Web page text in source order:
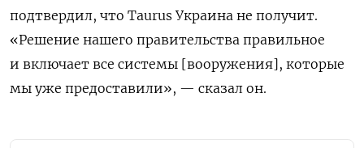
подтвердил, что Taurus Украина не получит.
«Решение нашего правительства правильное
и включает все системы [вооружения], которые
мы уже предоставили», — сказал он.